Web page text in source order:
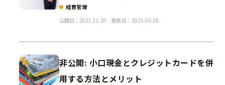
経費管理
公開日：2021.11.20
更新日：2025.06.18
非公開: 小口現金とクレジットカードを併
用する方法とメリット